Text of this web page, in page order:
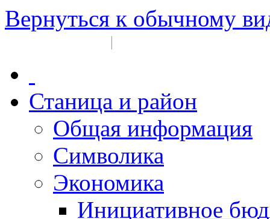
Вернуться к обычному
|
Станица и район
Общая информация
Символика
Экономика
Инициативное